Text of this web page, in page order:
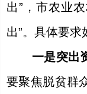
出”，市农业
出”。具体要求
一是突出
要聚焦脱贫群